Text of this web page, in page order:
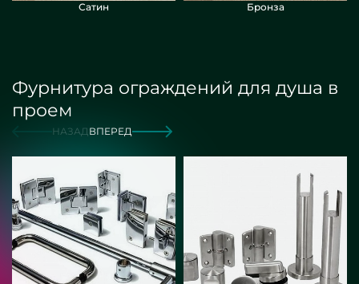
Сатин Бронза
Фурнитура ограждений для душа в
проем
НАЗАДВПЕРЕД